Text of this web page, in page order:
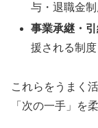
与・退職金
事業承継・
援される制度
これらをうまく
「次の一手」を